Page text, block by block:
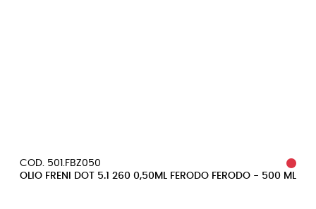
COD. 501.FBZ050
OLIO FRENI DOT 5.1 260 0,50ML FERODO FERODO - 500 ML